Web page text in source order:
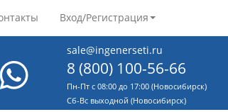
Вход/Регистрация
sale@ingenerseti.ru
8 (800) 100-56-66
Пн-Пт с 08:00 до 17:00 (Новосибирск)
Cб-Вс выходной (Новосибирск)